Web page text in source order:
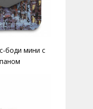
боди мини с